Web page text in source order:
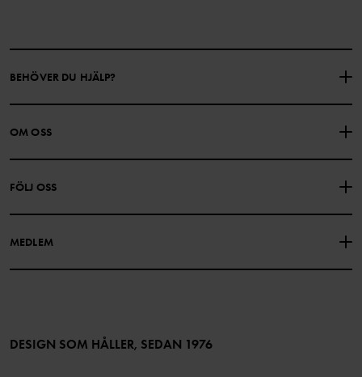
BEHÖVER DU HJÄLP?
KONTAKTA OSS
PRESENTKORTSALDO KÖPVILLKOR
INTEGRITETSPOLICY
OM OSS
FÖLJ OSS
MEDLEM
Bli medlem
DESIGN SOM HÅLLER, SEDAN 1976